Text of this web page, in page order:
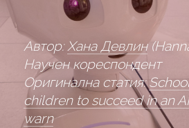
Автор: Хана Девлин
Научен кореспондент
Оригинална статия:
children to succeed in an
warn